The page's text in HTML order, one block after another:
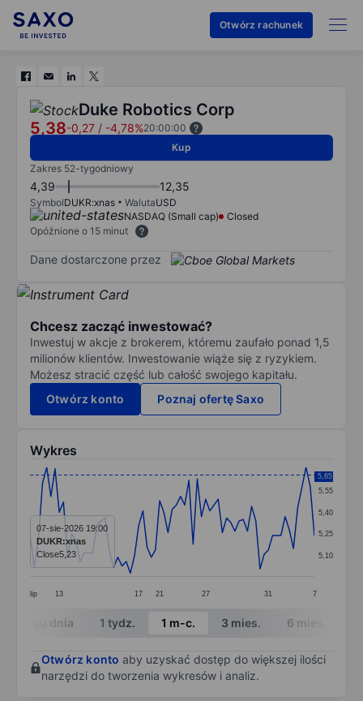
Otwórz rachunek
Duke Robotics Corp
5,38-0,27 / -4,78%20:00:00
Kup
Zakres 52-tygodniowy
4,39 12,35
SymbolDUKR:xnas WalutaUSD
NASDAQ (Small cap)
Closed
Opóźnione o 15 minut
Dane dostarczone przez
Chcesz zacząć inwestować?
Inwestuj w akcje z brokerem, któremu zaufało ponad 1,5
milionów klientów. Inwestowanie wiąże się z ryzykiem.
Możesz stracić część lub całość swojego kapitału.
Otwórz konto
Poznaj ofertę Saxo
Wykres
Chart
Line chart with 69 data points.
The chart has 1 X axis displaying categories.
The chart has 1 Y axis displaying values. Data ranges
lip 13 17 21 27 31 7
5,10
5,25
5,40
5,55
5,65
07-sie-2026 19:00
DUKR:xnas
Close5,23
End of interactive chart.
W ciągu dnia 1 tydz. 1 m-c. 3 mies. 6 mies.
Otwórz konto aby uzyskać dostęp do większej ilości
narzędzi do tworzenia wykresów i analiz.